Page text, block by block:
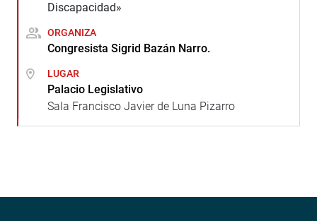
Discapacidad»
ORGANIZA
Congresista Sigrid Bazán Narro.
LUGAR
Palacio Legislativo
Sala Francisco Javier de Luna Pizarro